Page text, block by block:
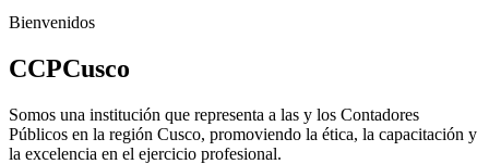
Bienvenidos
CCPCusco
Somos una institución que representa a las y los Contadores
Públicos en la región Cusco, promoviendo la ética, la capacitación y
la excelencia en el ejercicio profesional.